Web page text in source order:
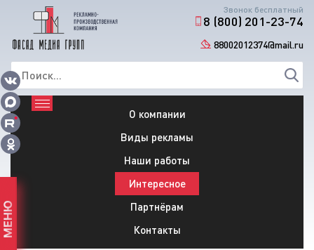
Звонок бесплатный
8 (800) 201-23-74
88002012374@mail.ru
О компании
Виды рекламы
Наши работы
Интересное
Партнёрам
Контакты
МЕНЮ